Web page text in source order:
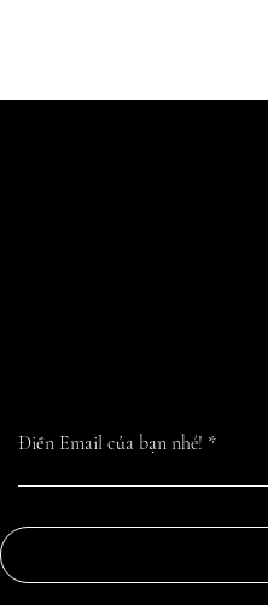
Điền Email của bạn nhé!